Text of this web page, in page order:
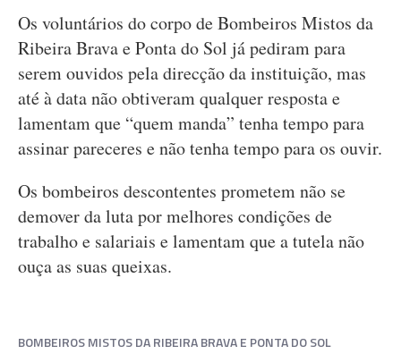
Os voluntários do corpo de Bombeiros Mistos da
Ribeira Brava e Ponta do Sol já pediram para
serem ouvidos pela direcção da instituição, mas
até à data não obtiveram qualquer resposta e
lamentam que “quem manda” tenha tempo para
assinar pareceres e não tenha tempo para os ouvir.
Os bombeiros descontentes prometem não se
demover da luta por melhores condições de
trabalho e salariais e lamentam que a tutela não
ouça as suas queixas.
BOMBEIROS MISTOS DA RIBEIRA BRAVA E PONTA DO SOL